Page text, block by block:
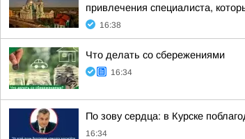
привлечения специалиста,
16:38
Что делать со сбережениями
16:34
По зову сердца: в Курске
16:34